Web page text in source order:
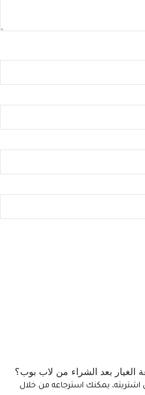
بعد الشراء من لاب بوب؟
اشتريته، يمكنك استرجاعه من خلال